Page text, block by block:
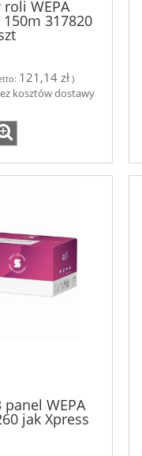
roli WEPA
150m 317820
121,14 zł )
kosztów dostawy
panel WEPA
jak Xpress